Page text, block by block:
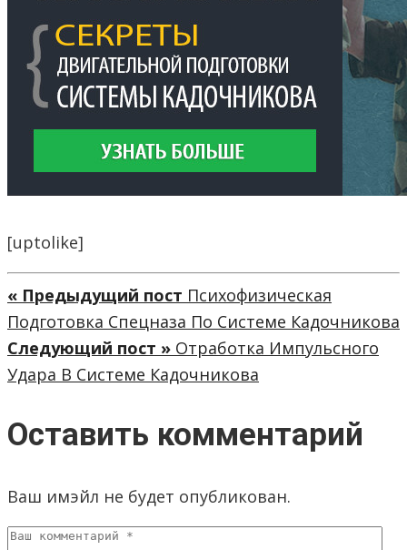
[uptolike]
« Предыдущий пост Психофизическая
Подготовка Спецназа По Системе Кадочникова
Следующий пост » Отработка Импульсного
Удара В Системе Кадочникова
Оставить комментарий
Ваш имэйл не будет опубликован.